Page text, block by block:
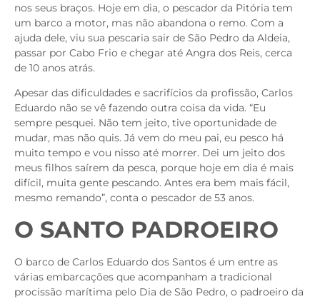
nos seus braços. Hoje em dia, o pescador da Pitória tem
um barco a motor, mas não abandona o remo. Com a
ajuda dele, viu sua pescaria sair de São Pedro da Aldeia,
passar por Cabo Frio e chegar até Angra dos Reis, cerca
de 10 anos atrás.
Apesar das dificuldades e sacrifícios da profissão, Carlos
Eduardo não se vê fazendo outra coisa da vida. “Eu
sempre pesquei. Não tem jeito, tive oportunidade de
mudar, mas não quis. Já vem do meu pai, eu pesco há
muito tempo e vou nisso até morrer. Dei um jeito dos
meus filhos saírem da pesca, porque hoje em dia é mais
difícil, muita gente pescando. Antes era bem mais fácil,
mesmo remando”, conta o pescador de 53 anos.
O SANTO PADROEIRO
O barco de Carlos Eduardo dos Santos é um entre as
várias embarcações que acompanham a tradicional
procissão marítima pelo Dia de São Pedro, o padroeiro da